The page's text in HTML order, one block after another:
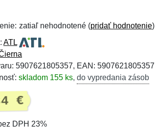
zatiaľ nehodnotené (pridať hodnotenie)
ATL
5907621805357, EAN: 5907621805357
skladom 155 ks, do vypredania zásob
€
DPH 23%